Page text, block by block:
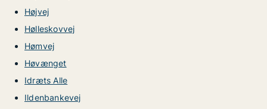
Højvej
Hølleskovvej
Hømvej
Høvænget
Idræts Alle
Ildenbankevej